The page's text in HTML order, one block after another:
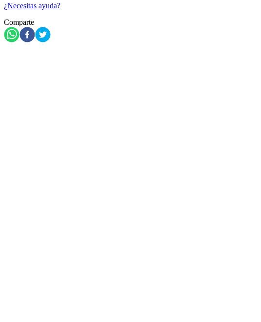
¿Necesitas ayuda?
Comparte